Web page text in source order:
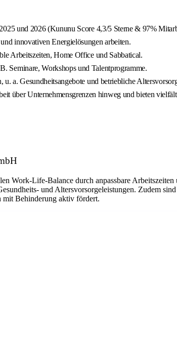
und 2026 (Kununu Score 4,3/5 Sterne & 97%
innovativen Energielösungen arbeiten.
Arbeitszeiten, Home Office und Sabbatical.
Seminare, Workshops und Talentprogramme.
a. Gesundheitsangebote und betriebliche
über Unternehmensgrenzen hinweg und bieten
Work-Life-Balance durch anpassbare
und Altersvorsorgeleistungen. Zudem
Behinderung aktiv fördert.